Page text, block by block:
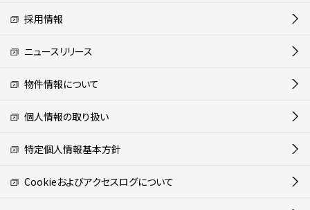
採用情報
ニュースリリース
物件情報について
個人情報の取り扱い
特定個人情報基本方針
Cookieおよびアクセスログについて